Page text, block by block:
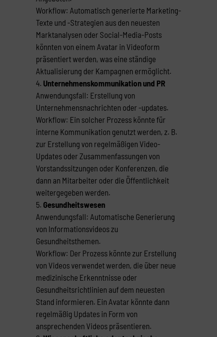
Workflow: Automatisch generierte Marketing-
Texte und -Strategien aus den neuesten
Marktanalysen oder Social-Media-Posts
könnten von einem Avatar in Videoform
präsentiert werden, was eine ständige
Aktualisierung der Kampagnen ermöglicht.
Unternehmenskommunikation und PR
Anwendungsfall: Erstellung von
Unternehmensnachrichten oder -updates.
Workflow: Ein solcher Prozess könnte für
interne Kommunikation genutzt werden, z. B.
zur Erstellung von regelmäßigen Video-
Updates oder Zusammenfassungen von
Vorstandssitzungen oder Konferenzen, die
dann an Mitarbeiter oder die Öffentlichkeit
weitergegeben werden.
Gesundheitswesen
Anwendungsfall: Automatische Generierung
von Informationsvideos zu
Gesundheitsthemen.
Workflow: Der Prozess könnte zur Erstellung
von Videos verwendet werden, die über neue
medizinische Erkenntnisse oder
Gesundheitsrichtlinien auf dem neuesten
Stand informieren. Ein Avatar könnte dann
regelmäßig Updates in Form von
ansprechenden Videos präsentieren.